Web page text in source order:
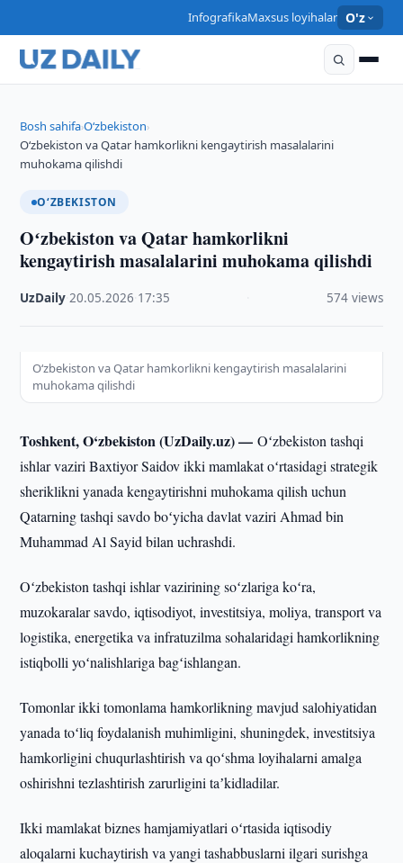
InfografikaMaxsus loyihalar O'z
Bosh sahifa›O‘zbekiston›
Oʻzbekiston va Qatar hamkorlikni kengaytirish masalalarini
muhokama qilishdi
O‘ZBEKISTON
Oʻzbekiston va Qatar hamkorlikni
kengaytirish masalalarini muhokama qilishdi
UzDaily ·20.05.2026 17:35 574 views
Oʻzbekiston va Qatar hamkorlikni kengaytirish masalalarini
muhokama qilishdi
Toshkent, O‘zbekiston (UzDaily.uz) —Oʻzbekiston tashqi
ishlar vaziri Baxtiyor Saidov ikki mamlakat oʻrtasidagi strategik
sheriklikni yanada kengaytirishni muhokama qilish uchun
Qatarning tashqi savdo boʻyicha davlat vaziri Ahmad bin
Muhammad Al Sayid bilan uchrashdi.
Oʻzbekiston tashqi ishlar vazirining soʻzlariga koʻra,
muzokaralar savdo, iqtisodiyot, investitsiya, moliya, transport va
logistika, energetika va infratuzilma sohalaridagi hamkorlikning
istiqbolli yoʻnalishlariga bagʻishlangan.
Tomonlar ikki tomonlama hamkorlikning mavjud salohiyatidan
yanada toʻliq foydalanish muhimligini, shuningdek, investitsiya
hamkorligini chuqurlashtirish va qoʻshma loyihalarni amalga
oshirishni tezlashtirish zarurligini taʼkidladilar.
Ikki mamlakat biznes hamjamiyatlari oʻrtasida iqtisodiy
aloqalarni kuchaytirish va yangi tashabbuslarni ilgari surishga